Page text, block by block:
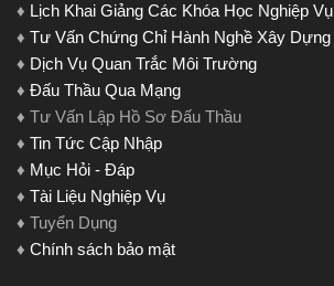
♦ Lịch Khai Giảng Các Khóa Học Nghiệp Vụ
♦ Tư Vấn Chứng Chỉ Hành Nghề Xây Dựng
♦ Dịch Vụ Quan Trắc Môi Trường
♦ Đấu Thầu Qua Mạng
♦ Tư Vấn Lập Hồ Sơ Đấu Thầu
♦ Tin Tức Cập Nhập
♦ Mục Hỏi - Đáp
♦ Tài Liệu Nghiệp Vụ
♦ Tuyển Dụng
♦ Chính sách bảo mật